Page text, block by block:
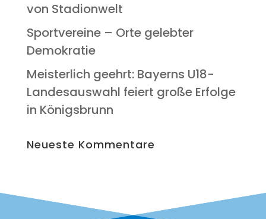
von Stadionwelt
Sport­ver­ei­ne – Orte geleb­ter
Demokratie
Meis­ter­lich geehrt: Bay­erns U18-
Lan­des­aus­wahl fei­ert gro­ße Erfol­ge
in Königsbrunn
Neu­es­te Kommentare